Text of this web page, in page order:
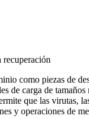
como piezas de
carga de
que las virutas,
y operaciones de